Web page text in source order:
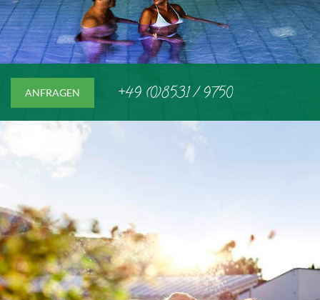
ANFRAGEN +49 (0)8531 / 9750